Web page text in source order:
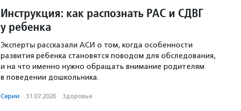
Инструкция: как распознать РАС и СДВГ
у ребенка
Эксперты рассказали АСИ о том, когда особенности
развития ребенка становятся поводом для обследования,
и на что именно нужно обращать внимание родителям
в поведении дошкольника.
Серии · 31.07.2026 · Здоровье